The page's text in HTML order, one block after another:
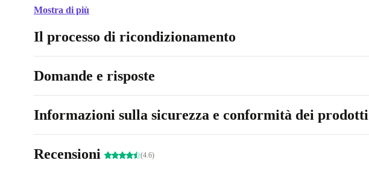
Mostra di più
Il processo di ricondizionamento
Domande e risposte
Informazioni sulla sicurezza e conformità dei prodotti
Recensioni (4.6)